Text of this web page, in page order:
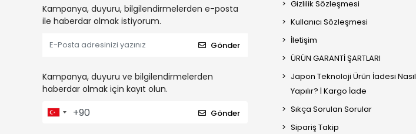
Kampanya, duyuru, bilgilendirmelerden e-posta
ile haberdar olmak istiyorum.
Gönder
Kampanya, duyuru ve bilgilendirmelerden
haberdar olmak için kayıt olun.
Gönder
Gizlilik Sözleşmesi
Kullanıcı Sözleşmesi
İletişim
ÜRÜN GARANTİ ŞARTLARI
Japon Teknoloji Ürün İadesi Nasıl
Yapılır? | Kargo İade
Sıkça Sorulan Sorular
Sipariş Takip